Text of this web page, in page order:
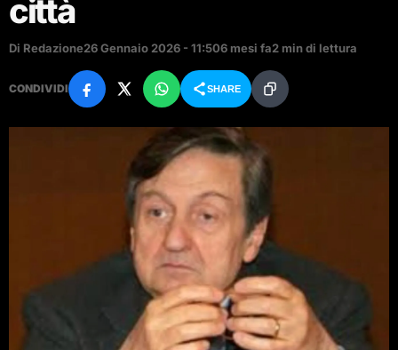
città
Di Redazione26 Gennaio 2026 - 11:506 mesi fa2 min di lettura
CONDIVIDI SHARE